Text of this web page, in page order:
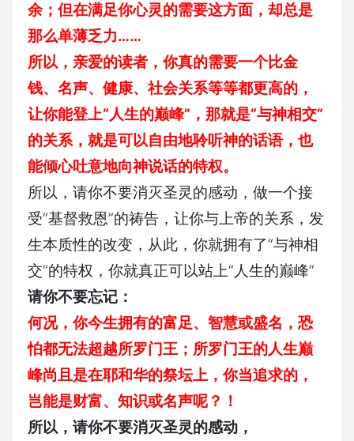
余；但在满足你心灵的需要这方面，却总是
那么单薄乏力……
所以，亲爱的读者，你真的需要一个比金
钱、名声、健康、社会关系等等都更高的，
让你能登上“人生的巅峰”，那就是“与神相交”
的关系，就是可以自由地聆听神的话语，也
能倾心吐意地向神说话的特权。
所以，请你不要消灭圣灵的感动，做一个接
受“基督救恩”的祷告，让你与上帝的关系，发
生本质性的改变，从此，你就拥有了“与神相
交”的特权，你就真正可以站上“人生的巅峰”
请你不要忘记：
何况，你今生拥有的富足、智慧或盛名，恐
怕都无法超越所罗门王；所罗门王的人生巅
峰尚且是在耶和华的祭坛上，你当追求的，
岂能是财富、知识或名声呢？！
所以，请你不要消灭圣灵的感动，